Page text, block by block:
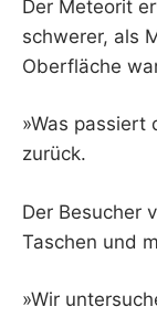
Der Meteorit
schwerer, als
Oberfläche
»Was passiert
zurück.
Der Besucher
Taschen und
»Wir